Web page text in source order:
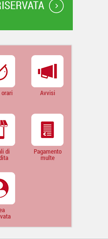
orari Avvisi
di Pagamento
multe